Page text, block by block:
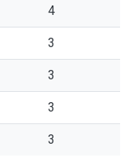
4
3
3
3
3